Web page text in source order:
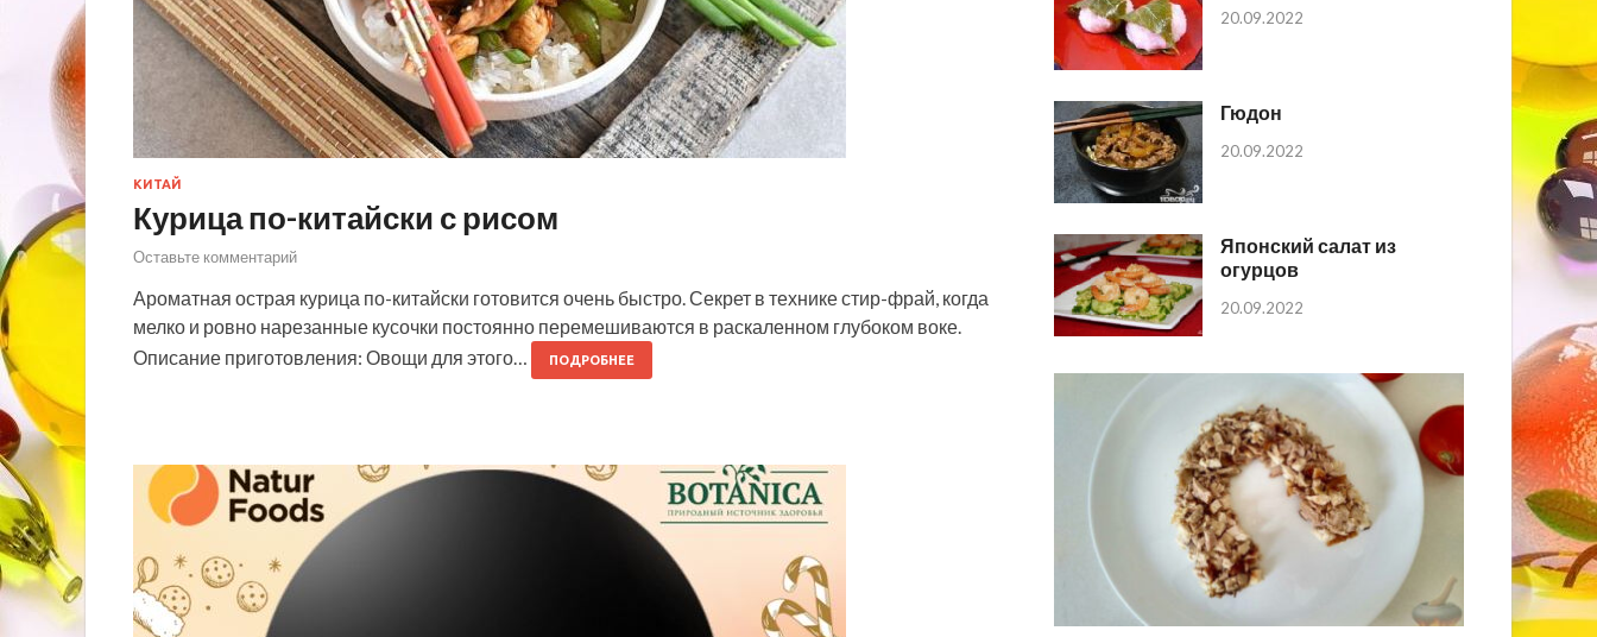
КИТАЙ
Курица по-китайски с рисом
Оставьте комментарий
Ароматная острая курица по-китайски готовится очень быстро. Секрет в технике стир-фрай, когда
мелко и ровно нарезанные кусочки постоянно перемешиваются в раскаленном глубоком воке.
Описание приготовления: Овощи для этого…
ПОДРОБНЕЕ
20.09.2022
Гюдон
20.09.2022
Японский салат из
огурцов
20.09.2022